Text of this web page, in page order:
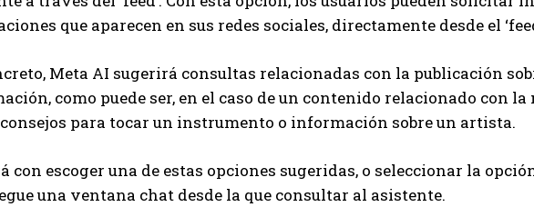
que aparecen en sus redes sociales, directamente desde el
Meta AI sugerirá consultas relacionadas con la publicación
como puede ser, en el caso de un contenido relacionado con
para tocar un instrumento o información sobre un artista.
con escoger una de estas opciones sugeridas, o seleccionar la
una ventana chat desde la que consultar al asistente.